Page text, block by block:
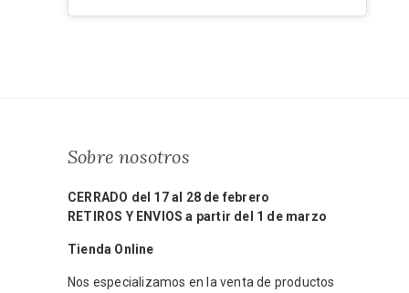
Sobre nosotros
CERRADO del 17 al 28 de febrero
RETIROS Y ENVIOS a partir del 1 de marzo
Tienda Online
Nos especializamos en la venta de productos